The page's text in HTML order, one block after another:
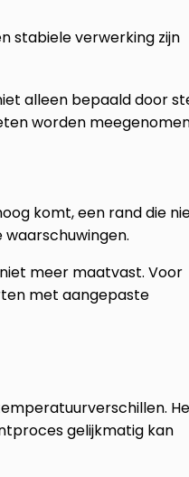
stabiele verwerking zijn
alleen bepaald door
worden
komt, een rand die
meer maatvast. Voor
met aangepaste
gelijkmatig kan